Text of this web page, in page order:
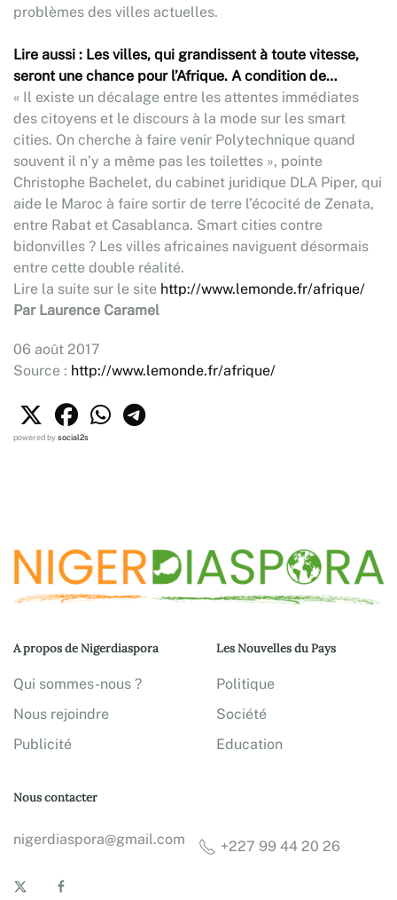
problèmes des villes actuelles.
Lire aussi : Les villes, qui grandissent à toute vitesse,
seront une chance pour l’Afrique. A condition de…
« Il existe un décalage entre les attentes immédiates
des citoyens et le discours à la mode sur les smart
cities. On cherche à faire venir Polytechnique quand
souvent il n’y a même pas les toilettes », pointe
Christophe Bachelet, du cabinet juridique DLA Piper, qui
aide le Maroc à faire sortir de terre l’écocité de Zenata,
entre Rabat et Casablanca. Smart cities contre
bidonvilles ? Les villes africaines naviguent désormais
entre cette double réalité.
Lire la suite sur le site http://www.lemonde.fr/afrique/
Par Laurence Caramel
06 août 2017
Source : http://www.lemonde.fr/afrique/
powered bysocial2s
A propos de Nigerdiaspora
Qui sommes-nous ?
Nous rejoindre
Publicité
Les Nouvelles du Pays
Politique
Société
Education
Nous contacter
nigerdiaspora@gmail.com +227 99 44 20 26